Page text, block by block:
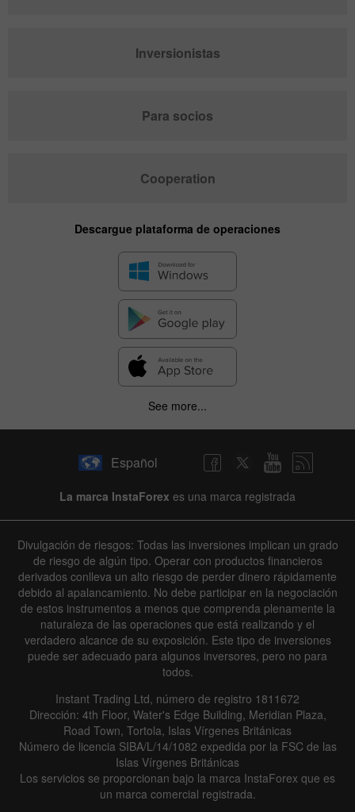
Inversionistas
Para socios
Cooperation
Descargue plataforma de operaciones
See more...
Español
La marca InstaForex es una marca registrada
Divulgación de riesgos: Todas las inversiones implican un grado
de riesgo de algún tipo. Operar con productos financieros
derivados conlleva un alto riesgo de perder dinero rápidamente
debido al apalancamiento. No debe participar en la negociación
de estos instrumentos a menos que comprenda plenamente la
naturaleza de las operaciones que está realizando y el
verdadero alcance de su exposición. Este tipo de inversiones
puede ser adecuado para algunos inversores, pero no para
todos.
Instant Trading Ltd, número de registro 1811672
Dirección: 4th Floor, Water's Edge Building, Meridian Plaza,
Road Town, Tortola, Islas Vírgenes Británicas
Número de licencia SIBA/L/14/1082 expedida por la FSC de las
Islas Vírgenes Británicas
Los servicios se proporcionan bajo la marca InstaForex que es
un marca comercial registrada.